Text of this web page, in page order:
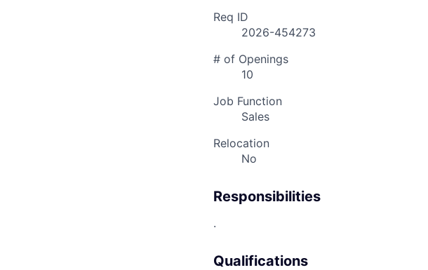
Req ID
2026-454273
# of Openings
10
Job Function
Sales
Relocation
No
Responsibilities
.
Qualifications